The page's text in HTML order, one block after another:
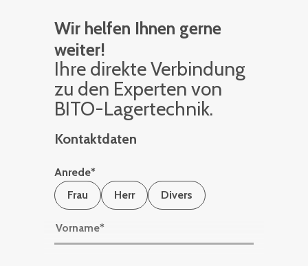
Wir helfen Ihnen gerne
weiter!
Ihre di­rek­te Ver­bin­dung
zu den Ex­per­ten von
BITO-La­ger­tech­nik.
Kontaktdaten
Anrede*
Frau
Herr Divers
Vorname*